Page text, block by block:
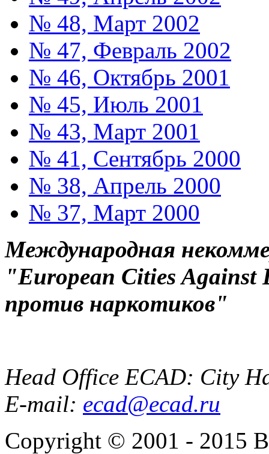
№ 48, Март 2002
№ 47, Февраль 2002
№ 46, Октябрь 2001
№ 45, Июль 2001
№ 43, Март 2001
№ 41, Сентябрь 2000
№ 38, Апрель 2000
№ 37, Март 2000
Международная
"European Cities Against
против наркотиков"
Head Office ECAD: City
E-mail: ecad@ecad.ru
Copyright © 2001 - 2015